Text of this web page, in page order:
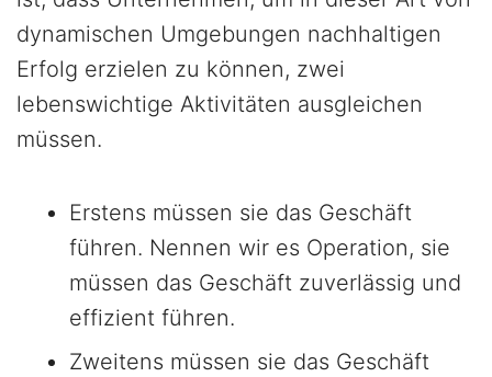
dynamischen Umgebungen nachhaltigen
Erfolg erzielen zu können, zwei
lebenswichtige Aktivitäten ausgleichen
müssen.
Erstens müssen sie das Geschäft
führen. Nennen wir es Operation, sie
müssen das Geschäft zuverlässig und
effizient führen.
Zweitens müssen sie das Geschäft